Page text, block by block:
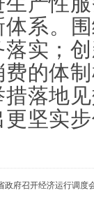
体系。
落实；
费的体
措落地
更坚实
政府召开经济运行调度